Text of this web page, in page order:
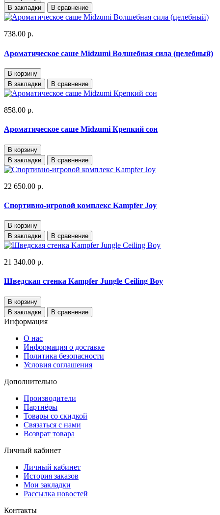
В закладки
В сравнение
738.00 р.
Ароматическое саше Midzumi Волшебная сила (целебный)
В корзину
В закладки
В сравнение
858.00 р.
Ароматическое саше Midzumi Крепкий сон
В корзину
В закладки
В сравнение
22 650.00 р.
Спортивно-игровой комплекс Kampfer Joy
В корзину
В закладки
В сравнение
21 340.00 р.
Шведская стенка Kampfer Jungle Ceiling Boy
В корзину
В закладки
В сравнение
Информация
О нас
Информация о доставке
Политика безопасности
Условия соглашения
Дополнительно
Производители
Партнёры
Товары со скидкой
Связаться с нами
Возврат товара
Личный кабинет
Личный кабинет
История заказов
Мои закладки
Рассылка новостей
Контакты